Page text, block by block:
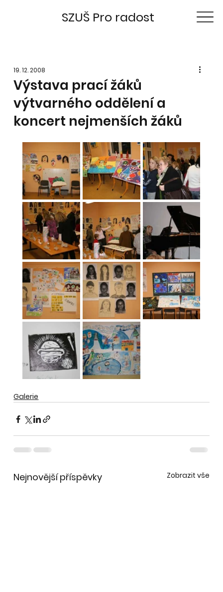
SZUŠ Pro radost
Výstava prací žáků
výtvarného oddělení a
koncert nejmenších žáků
19. 12. 2008
Galerie
Nejnovější příspěvky Zobrazit vše